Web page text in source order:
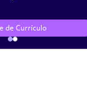
de Currículo